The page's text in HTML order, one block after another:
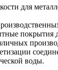
для
покрытия
воды.